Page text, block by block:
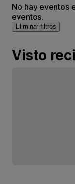
No hay eventos
eventos.
Eliminar filtros
Visto